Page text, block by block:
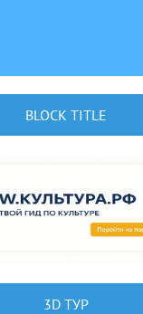
BLOCK TITLE
3D ТУР